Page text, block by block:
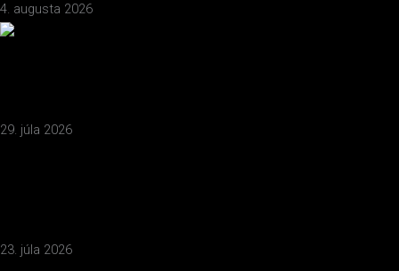
4. augusta 2026
29. júla 2026
23. júla 2026